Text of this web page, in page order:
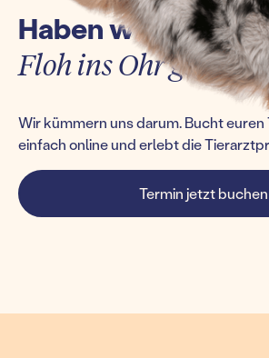
Haben wir euch
Floh ins Ohr gesetzt?
Wir kümmern uns darum. Bucht euren
einfach online und erlebt die
Termin jetzt buchen